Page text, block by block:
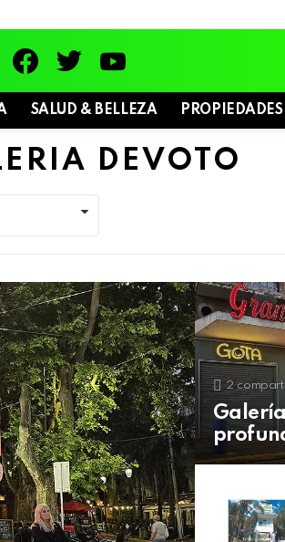
SALUD & BELLEZA PROPIEDADES
DEVOTO
2